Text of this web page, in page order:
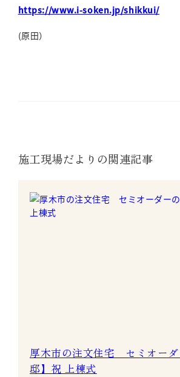
https://www.i-soken.jp/shikkui/
(原田）
施工現場だよりの関連記事
厚木市の注文住宅 セミオー
邸】祝 上棟式